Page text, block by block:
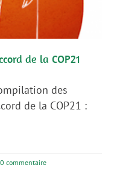
de la COP21
des
de la COP21 :
0 commentaire